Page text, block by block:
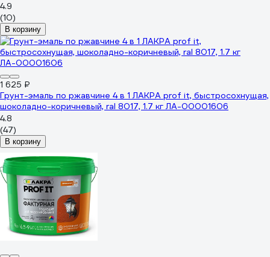
4.9
(10)
В корзину
1 625 ₽
Грунт-эмаль по ржавчине 4 в 1 ЛАКРА prof it, быстросохнущая,
шоколадно-коричневый, ral 8017, 1.7 кг ЛА-00001606
4.8
(47)
В корзину